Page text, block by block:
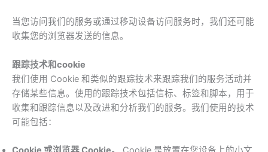
当您访问我们的服务或通过移动设备访问服务时，我们还可能
收集您的浏览器发送的信息。
跟踪技术和cookie
我们使用 Cookie 和类似的跟踪技术来跟踪我们的服务活动并
存储某些信息。使用的跟踪技术包括信标、标签和脚本，用于
收集和跟踪信息以及改进和分析我们的服务。我们使用的技术
可能包括：